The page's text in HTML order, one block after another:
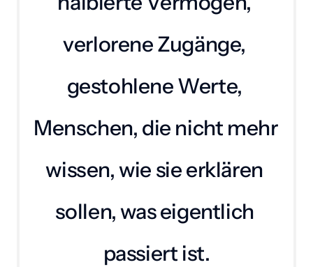
verlorene Zugänge,
gestohlene Werte,
Menschen, die nicht mehr
wissen, wie sie erklären
sollen, was eigentlich
passiert ist.